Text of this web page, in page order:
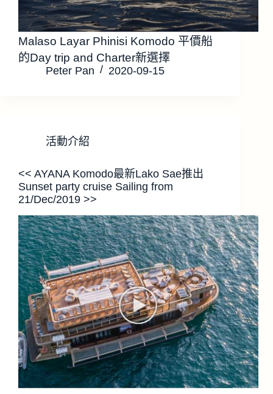
Malaso Layar Phinisi Komodo 平價船
的Day trip and Charter新選擇
Peter Pan 2020-09-15
活動介紹
<< AYANA Komodo最新Lako Sae推出
Sunset party cruise Sailing from
21/Dec/2019 >>